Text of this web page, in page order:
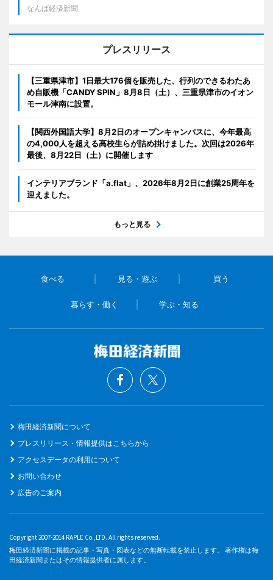
なんば経済新聞
プレスリリース
【三重県津市】1日最大176個を販売した、行列のできるわたあ
め自販機「CANDY SPIN」8月8日（土）、三重県津市のイオン
モール津南に設置。
【関西外国語大学】8月2日のオープンキャンパスに、今年最高
の4,000人を超える高校生らが詰め掛けました。次回は2026年
最後、8月22日（土）に開催します
インテリアブランド「a.flat」、2026年8月2日に創業25周年を
迎えました。
もっと見る
食べる 見る・遊ぶ 買う
暮らす・働く 学ぶ・知る
梅田経済新聞について
プレスリリース・情報提供はこちらから
アクセスデータの利用について
お問い合わせ
広告のご案内
Copyright 2007-2014 RAPLE Co.,LTD. All rights reserved.
梅田経済新聞に掲載の記事・写真・図表などの無断転載を禁止します。 著作権は梅
田経済新聞またはその情報提供者に属します。